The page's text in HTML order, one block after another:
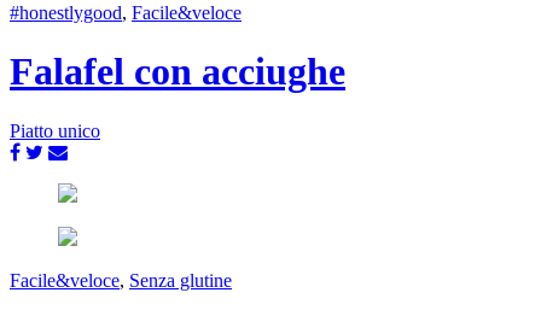
#honestlygood, Facile&veloce
Falafel con acciughe
Piatto unico
Facile&veloce, Senza glutine